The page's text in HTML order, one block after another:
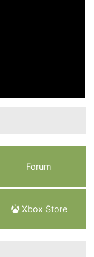
Forum
Xbox Store